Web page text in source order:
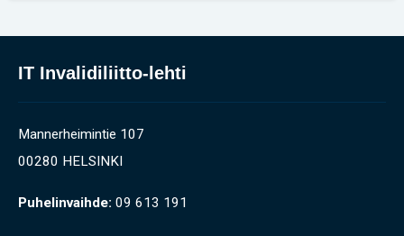
IT Invalidiliitto-lehti
Mannerheimintie 107
00280 HELSINKI
Puhelinvaihde: 09 613 191